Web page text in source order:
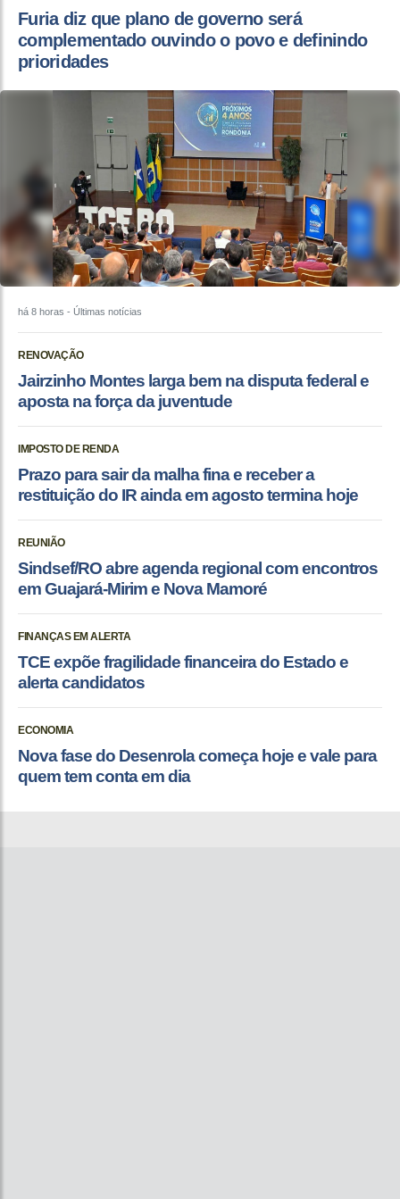
Furia diz que plano de governo será
complementado ouvindo o povo e definindo
prioridades
há 8 horas - Últimas notícias
RENOVAÇÃO
Jairzinho Montes larga bem na disputa federal e
aposta na força da juventude
IMPOSTO DE RENDA
Prazo para sair da malha fina e receber a
restituição do IR ainda em agosto termina hoje
REUNIÃO
Sindsef/RO abre agenda regional com encontros
em Guajará-Mirim e Nova Mamoré
FINANÇAS EM ALERTA
TCE expõe fragilidade financeira do Estado e
alerta candidatos
ECONOMIA
Nova fase do Desenrola começa hoje e vale para
quem tem conta em dia